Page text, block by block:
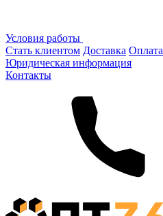
Условия работы
Стать клиентом Доставка Оплата
Юридическая информация
Контакты